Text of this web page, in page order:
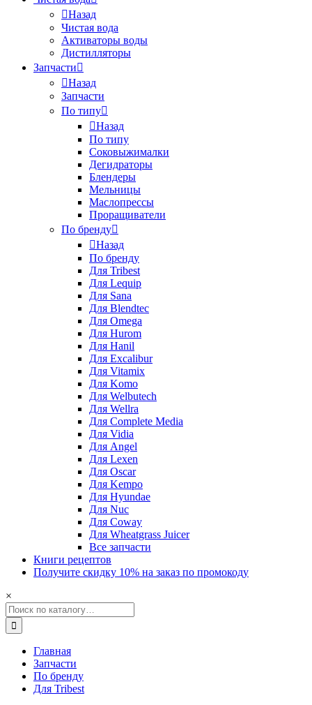
Назад
Чистая вода
Активаторы воды
Дистилляторы
Запчасти
Назад
Запчасти
По типу
Назад
По типу
Соковыжималки
Дегидраторы
Блендеры
Мельницы
Маслопрессы
Проращиватели
По бренду
Назад
По бренду
Для Tribest
Для Lequip
Для Sana
Для Blendtec
Для Omega
Для Hurom
Для Hanil
Для Excalibur
Для Vitamix
Для Komo
Для Welbutech
Для Wellra
Для Complete Media
Для Vidia
Для Angel
Для Lexen
Для Oscar
Для Kempo
Для Hyundae
Для Nuc
Для Coway
Для Wheatgrass Juicer
Все запчасти
Книги рецептов
Получите скидку 10% на заказ по промокоду
×
Главная
Запчасти
По бренду
Для Tribest